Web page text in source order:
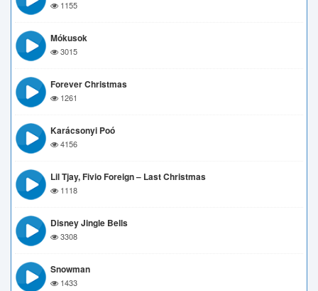
1155
Mókusok
3015
Forever Christmas
1261
Karácsonyi Poó
4156
Lil Tjay, Fivio Foreign – Last Christmas
1118
Disney Jingle Bells
3308
Snowman
1433